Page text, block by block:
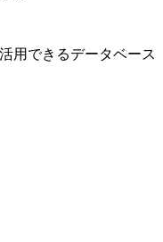
用できるデータベース